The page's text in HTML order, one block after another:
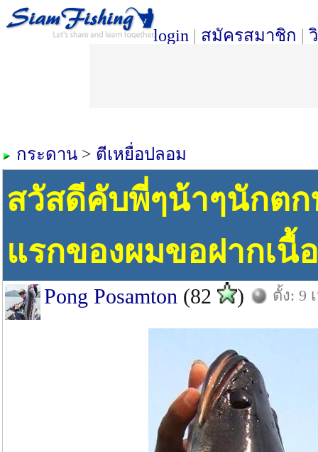
login | สมัครสมาชิก |
กระดาน > ตีเหยื่อปลอม
สวัสดีคับพี่ๆน้าๆนักต
แรกของผมขอฝากเนื้
Pong Posamton (82 ) ตั้ง: 9